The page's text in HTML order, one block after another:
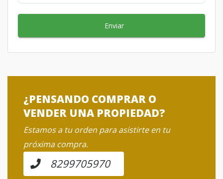
Enviar
¿PENSANDO COMPRAR O
VENDER UNA PROPIEDAD?
Estamos a tu orden para asistirte en tu
próxima compra.
8299705970